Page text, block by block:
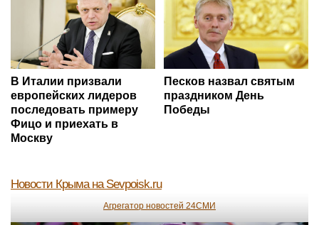
В Италии призвали
европейских лидеров
последовать примеру
Фицо и приехать в
Москву
Песков назвал святым
праздником День
Победы
Новости Крыма на Sevpoisk.ru
Агрегатор новостей 24СМИ